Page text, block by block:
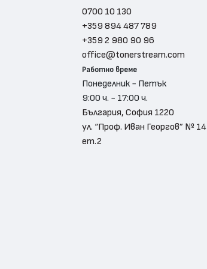
0700 10 130
+359 894 487 789
+359 2 980 90 96
office@tonerstream.com
Работно време
Понеделник - Петък
9:00 ч. - 17:00 ч.
България, София 1220
ул. “Проф. Иван Георгов” №
ет.2